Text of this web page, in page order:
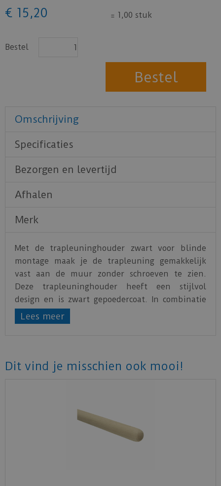
€ 15 ,20 = 1,00 stuk
Bestel
Omschrijving
Specificaties
Bezorgen en levertijd
Afhalen
Merk
Met de trapleuninghouder zwart voor blinde
montage maak je de trapleuning gemakkelijk
vast aan de muur zonder schroeven te zien.
Deze trapleuninghouder heeft een stijlvol
design en is zwart gepoedercoat. In combinatie
met de trapleuning blind zwart rond 45 mm in
verschillende lengtes.
Lees meer
Dit vind je misschien ook mooi!